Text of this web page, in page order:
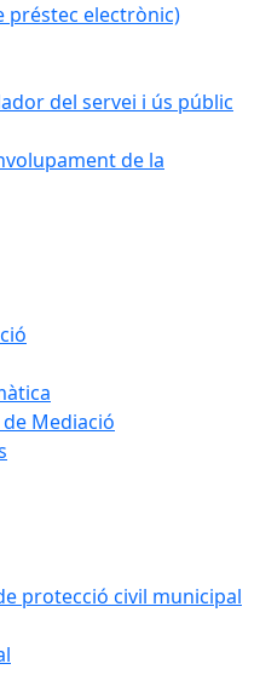
préstec electrònic)
del servei i ús públic
de la
Mediació
protecció civil municipal